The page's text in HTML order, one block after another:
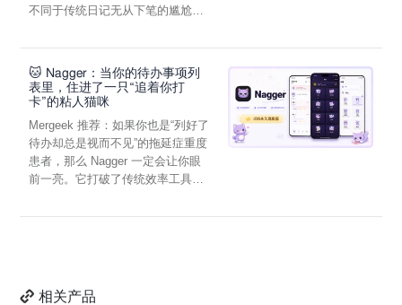
不同于传统日记无从下笔的尴尬，
🐱 Nagger：当你的待办事项列
表里，住进了一只“追着你打
卡”的粘人猫咪
Mergeek 推荐：如果你也是“列好了
待办却总是视而不见”的拖延症重度
患者，那么 Nagger 一定会让你眼
前一亮。它打破了传统效率工具冰
相关产品